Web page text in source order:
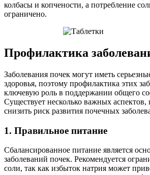
колбасы и копчености, а потребление
ограничено.
Профилактика
Заболевания почек могут иметь
здоровья, поэтому профилактика этих
ключевую роль в поддержании общего
Существует несколько важных аспектов,
снизить риск развития почечных
1. Правильное питание
Сбалансированное питание является
заболеваний почек. Рекомендуется
соли, так как избыток натрия может